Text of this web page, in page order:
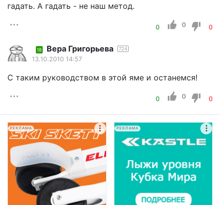
гадать. А гадать - не наш метод.
0 0 0
18 Вера Григорьева 724
13.10.2010 14:57
С таким руководством в этой яме и останемся!
0 0 0
РЕКЛАМА РЕКЛАМА